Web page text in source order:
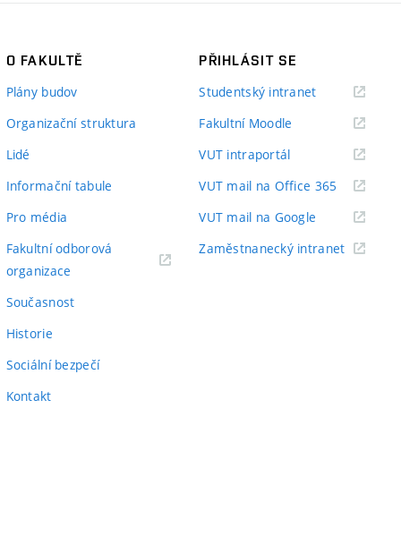
O FAKULTĚ
Plány budov
Organizační struktura
Lidé
Informační tabule
Pro média
Fakultní odborová
organizace
Současnost
Historie
Sociální bezpečí
Kontakt
PŘIHLÁSIT SE
Studentský intranet(externí
Fakultní Moodle
VUT intraportál(externí
VUT mail na Office 365 (externí
odkaz)
VUT mail na Google (externí
Zaměstnanecký intranet(externí